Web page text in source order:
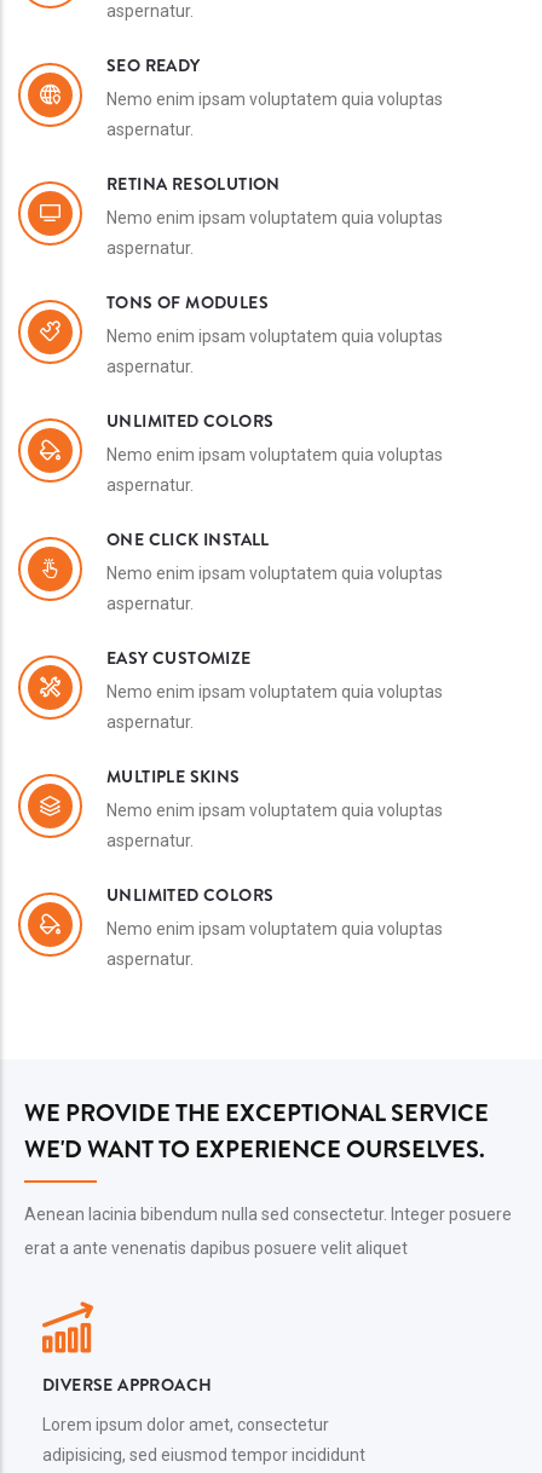
aspernatur.
SEO READY
Nemo enim ipsam voluptatem quia voluptas
aspernatur.
RETINA RESOLUTION
Nemo enim ipsam voluptatem quia voluptas
aspernatur.
TONS OF MODULES
Nemo enim ipsam voluptatem quia voluptas
aspernatur.
UNLIMITED COLORS
Nemo enim ipsam voluptatem quia voluptas
aspernatur.
ONE CLICK INSTALL
Nemo enim ipsam voluptatem quia voluptas
aspernatur.
EASY CUSTOMIZE
Nemo enim ipsam voluptatem quia voluptas
aspernatur.
MULTIPLE SKINS
Nemo enim ipsam voluptatem quia voluptas
aspernatur.
UNLIMITED COLORS
Nemo enim ipsam voluptatem quia voluptas
aspernatur.
WE PROVIDE THE EXCEPTIONAL SERVICE
WE'D WANT TO EXPERIENCE OURSELVES.
Aenean lacinia bibendum nulla sed consectetur. Integer posuere
erat a ante venenatis dapibus posuere velit aliquet
DIVERSE APPROACH
Lorem ipsum dolor amet, consectetur
adipisicing, sed eiusmod tempor incididunt